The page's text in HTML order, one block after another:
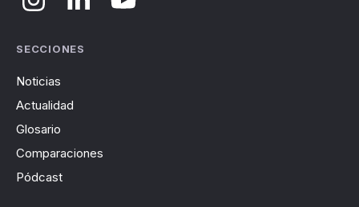
SECCIONES
Noticias
Actualidad
Glosario
Comparaciones
Pódcast